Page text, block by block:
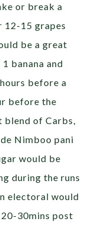
or break a
12-15 grapes
be a great
banana and
before a
before the
blend of Carbs,
Nimboo pani
would be
during the runs
electoral would
30mins post